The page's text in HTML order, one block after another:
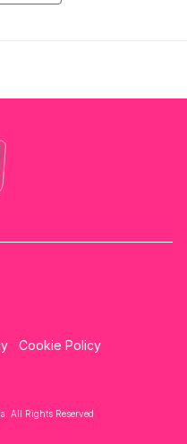
Cookie Policy
All Rights Reserved